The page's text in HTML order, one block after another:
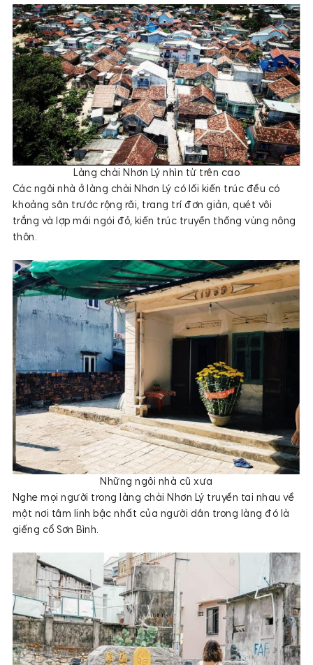
Làng chài Nhơn Lý nhìn từ trên cao
Các ngôi nhà ở làng chài Nhơn Lý có lối kiến trúc đều có
khoảng sân trước rộng rãi, trang trí đơn giản, quét vôi
trắng và lợp mái ngói đỏ, kiến trúc truyền thống vùng nông
thôn.
Những ngôi nhà cũ xưa
Nghe mọi người trong làng chài Nhơn Lý truyền tai nhau về
một nơi tâm linh bậc nhất của người dân trong làng đó là
giếng cổ Sơn Bình.